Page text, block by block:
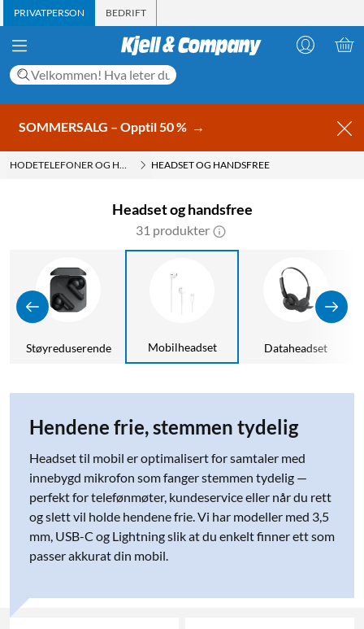
PRIVATPERSON BEDRIFT
SOMMERSALG – Opptil 50 % →
HODETELEFONER OG HODESETTHEADSET OG HANDSFREE
Headset og handsfree
31 produkter
Støyreduserende Mobilheadset Dataheadset
Hendene frie, stemmen tydelig
Headset til mobil er optimalisert for samtaler med
innebygd mikrofon som fanger stemmen tydelig —
perfekt for telefønmøter, kundeservice eller når du rett
og slett vil holde hendene frie. Vi har modeller med 3,5
mm, USB-C og Lightning slik at du enkelt finner ett som
passer akkurat din mobil.